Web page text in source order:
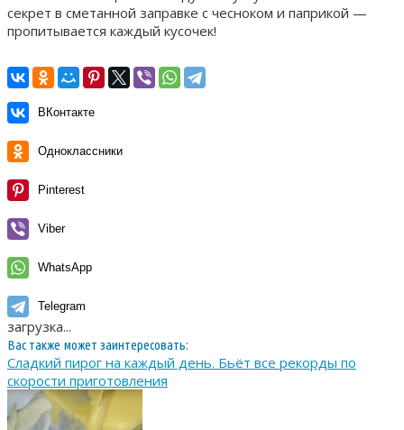
секрет в сметанной заправке с чесноком и паприкой —
пропитывается каждый кусочек!
ВКонтакте
Одноклассники
Pinterest
Viber
WhatsApp
Telegram
загрузка...
Вас также может заинтересовать:
Сладкий пирог на каждый день. Бьёт все рекорды по
скорости приготовления